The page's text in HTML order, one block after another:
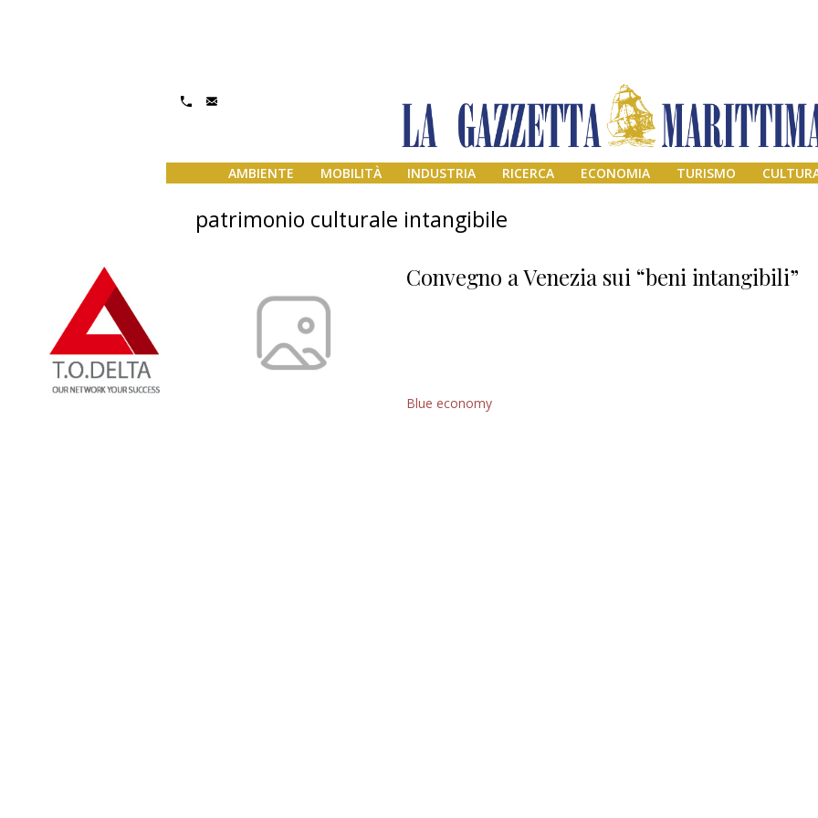
AMBIENTE MOBILITÀ INDUSTRIA RICERCA ECONOMIA TURISMO
patrimonio culturale intangibile
Convegno a Venezia sui “beni intangibili”
Blue economy